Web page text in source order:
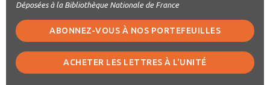
Déposées à la Bibliothèque Nationale de France
ABONNEZ-VOUS À NOS PORTEFEUILLES
ACHETER LES LETTRES À L'UNITÉ